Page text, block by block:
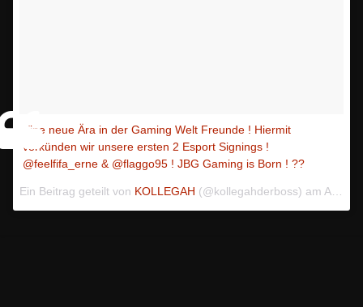
Eine neue Ära in der Gaming Welt Freunde ! Hiermit
verkünden wir unsere ersten 2 Esport Signings !
@feelfifa_erne & @flaggo95 ! JBG Gaming is Born ! ??
Ein Beitrag geteilt von KOLLEGAH (@kollegahderboss) am Aug 22, 2018 um 2:14 PDT